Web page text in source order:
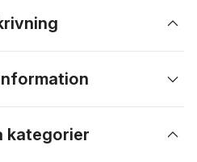
kategorier